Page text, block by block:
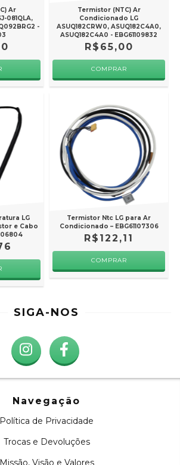
Ar
081QLA,
-
Termistor (NTC) Ar
Condicionado LG
ASUQ182CRW0, ASUQ182C4A0,
ASUQ182C4A0 - EBG61109832
R$65,00
LG
e Cabo
Termistor Ntc LG para Ar
Condicionado – EBG61107306
R$122,11
SIGA-NOS
Navegação
Política de Privacidade
Trocas e Devoluções
Missão, Visão e Valores